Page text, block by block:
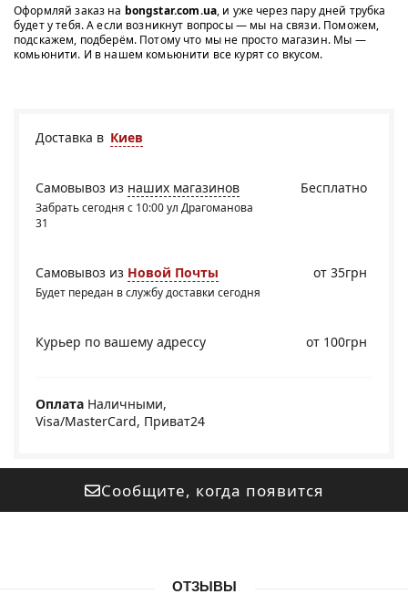
Оформляй заказ на bongstar.com.ua, и уже через пару дней трубка
будет у тебя. А если возникнут вопросы — мы на связи. Поможем,
подскажем, подберём. Потому что мы не просто магазин. Мы —
комьюнити. И в нашем комьюнити все курят со вкусом.
Доставка в Киев
Бесплатно
Самовывоз из наших магазинов
Забрать сегодня с 10:00 ул Драгоманова
31
Самовывоз из Новой Почты
Будет передан в службу доставки сегодня
от 35грн
Курьер по вашему адрессу от 100грн
Оплата Наличными,
Visa/MasterCard, Приват24
Сообщите, когда появится
ОТЗЫВЫ